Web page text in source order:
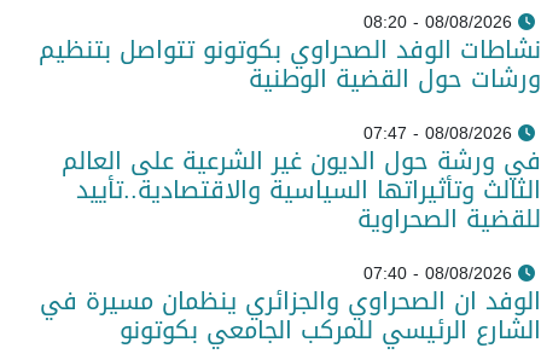
08/08/2026 - 08:20
نشاطات الوفد الصحراوي بكوتونو تتواصل بتنظيم
ورشات حول القضية الوطنية
08/08/2026 - 07:47
في ورشة حول الديون غير الشرعية على العالم
الثالث وتأثيراتها السياسية والاقتصادية..تأييد
للقضية الصحراوية
08/08/2026 - 07:40
الوفد ان الصحراوي والجزائري ينظمان مسيرة في
الشارع الرئيسي للمركب الجامعي بكوتونو